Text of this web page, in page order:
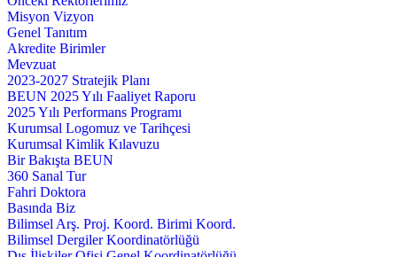
Misyon Vizyon
Genel Tanıtım
Akredite Birimler
Mevzuat
2023-2027 Stratejik Planı
BEUN 2025 Yılı Faaliyet Raporu
2025 Yılı Performans Programı
Kurumsal Logomuz ve Tarihçesi
Kurumsal Kimlik Kılavuzu
Bir Bakışta BEUN
360 Sanal Tur
Fahri Doktora
Basında Biz
Bilimsel Arş. Proj. Koord. Birimi Koord.
Bilimsel Dergiler Koordinatörlüğü